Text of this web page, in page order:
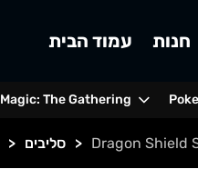
עמוד הבית חנות
Magic: The Gathering
> סליבים > Dragon Shield